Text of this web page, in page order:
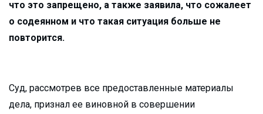
что это запрещено, а также заявила, что сожалеет
о содеянном и что такая ситуация больше не
повторится.
Суд, рассмотрев все предоставленные материалы
дела, признал ее виновной в совершении